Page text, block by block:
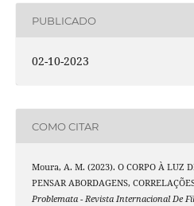
PUBLICADO
02-10-2023
COMO CITAR
Moura, A. M. (2023). O CORPO À LUZ
PENSAR ABORDAGENS,
Problemata - Revista Internacional De